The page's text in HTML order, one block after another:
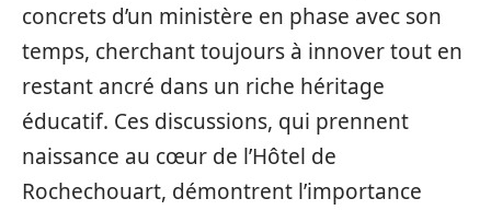
concrets d’un ministère en phase avec son
temps, cherchant toujours à innover tout en
restant ancré dans un riche héritage
éducatif. Ces discussions, qui prennent
naissance au cœur de l’Hôtel de
Rochechouart, démontrent l’importance